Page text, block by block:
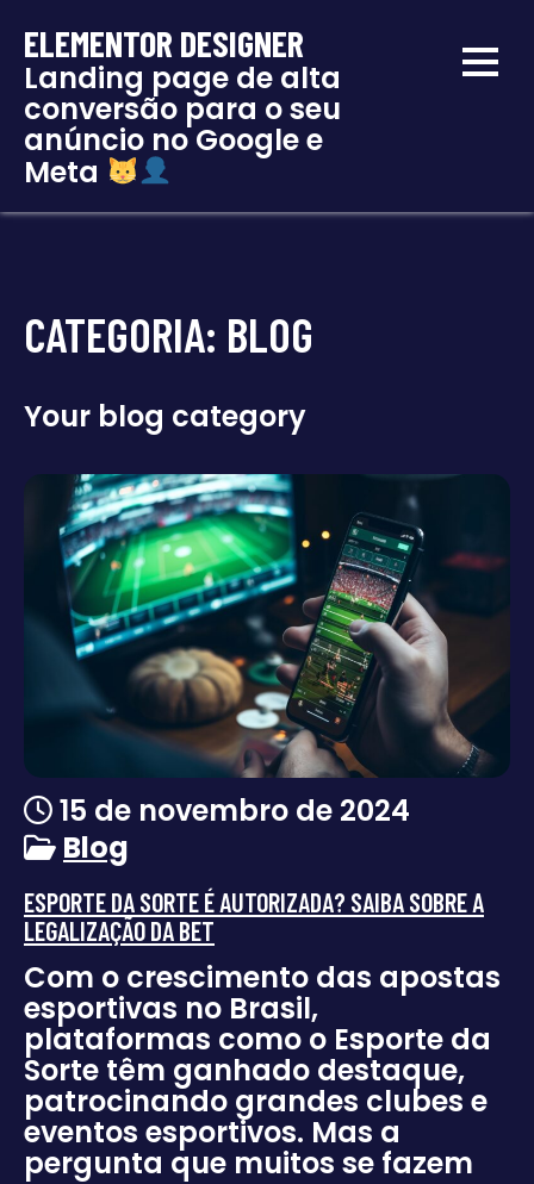
ELEMENTOR DESIGNER
Landing page de alta
conversão para o seu
anúncio no Google e
Meta
CATEGORIA: BLOG
Your blog category
15 de novembro de 2024
Blog
ESPORTE DA SORTE É AUTORIZADA? SAIBA SOBRE A
LEGALIZAÇÃO DA BET
Com o crescimento das apostas
esportivas no Brasil,
plataformas como o Esporte da
Sorte têm ganhado destaque,
patrocinando grandes clubes e
eventos esportivos. Mas a
pergunta que muitos se fazem